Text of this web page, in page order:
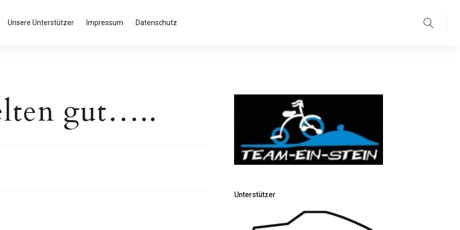
Unsere Unterstützer Impressum Datenschutz
gut…..
Unterstützer